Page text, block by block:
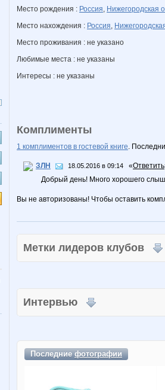
Место рождения : Россия, Нижегородская
Место нахождения : Россия,
Место проживания : не указано
Любимые места : не указаны
Интересы : не указаны
Комплименты
1 комплиментов в гостевой книге.
ЗЛН 18.05.2016 в 09:14 «Ответить
Добрый день! Много хорошего
Вы не авторизованы! Чтобы оставить
Метки лидеров клубов
Интервью
Последниефотографии